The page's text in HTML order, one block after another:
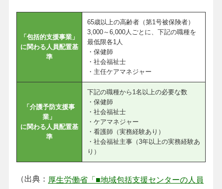
「包括的支援事業」
に関わる人員配置基
準
65歳以上の高齢者（第1号被保険者）
3,000～6,000人ごとに、下記の職種を
最低限各1人
・保健師
・社会福祉士
・主任ケアマネジャー
「介護予防支援事
業」
に関わる人員配置基
準
下記の職種から1名以上の必要な数
・保健師
・社会福祉士
・ケアマネジャー
・看護師（実務経験あり）
・社会福祉主事（3年以上の実務経験あ
り）
（出典： 厚生労働省「■地域包括支援センターの人員